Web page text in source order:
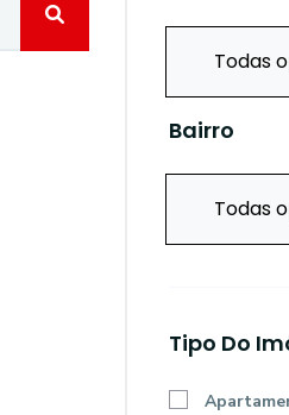
Todas
Bairro
Todas
Tipo Do